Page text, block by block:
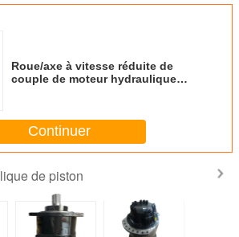
Roue/axe à vitesse réduite de
couple de moteur hydraulique
Continuer
de piston